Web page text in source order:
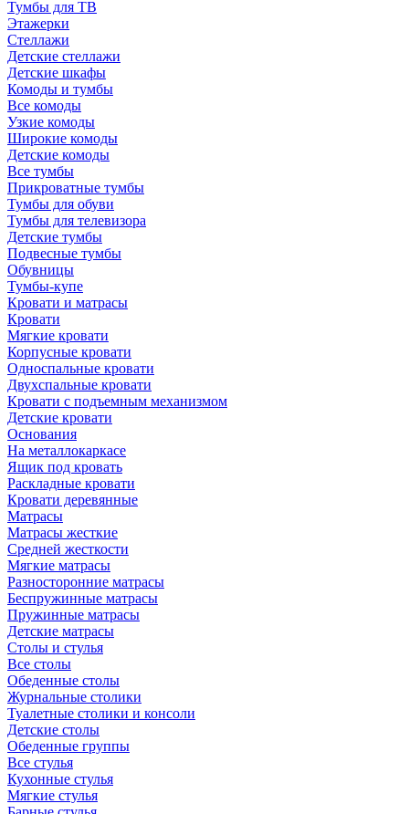
Тумбы для ТВ
Этажерки
Стеллажи
Детские стеллажи
Детские шкафы
Комоды и тумбы
Все комоды
Узкие комоды
Широкие комоды
Детские комоды
Все тумбы
Прикроватные тумбы
Тумбы для обуви
Тумбы для телевизора
Детские тумбы
Подвесные тумбы
Обувницы
Тумбы-купе
Кровати и матрасы
Кровати
Мягкие кровати
Корпусные кровати
Односпальные кровати
Двухспальные кровати
Кровати с подъемным механизмом
Детские кровати
Основания
На металлокаркасе
Ящик под кровать
Раскладные кровати
Кровати деревянные
Матрасы
Матрасы жесткие
Средней жесткости
Мягкие матрасы
Разносторонние матрасы
Беспружинные матрасы
Пружинные матрасы
Детские матрасы
Столы и стулья
Все столы
Обеденные столы
Журнальные столики
Туалетные столики и консоли
Детские столы
Обеденные группы
Все стулья
Кухонные стулья
Мягкие стулья